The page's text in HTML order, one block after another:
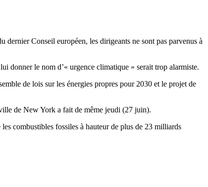
dernier Conseil européen, les dirigeants ne sont pas parvenus à
donner le nom d’« urgence climatique » serait trop alarmiste.
de lois sur les énergies propres pour 2030 et le projet de
de New York a fait de même jeudi (27 juin).
combustibles fossiles à hauteur de plus de 23 milliards